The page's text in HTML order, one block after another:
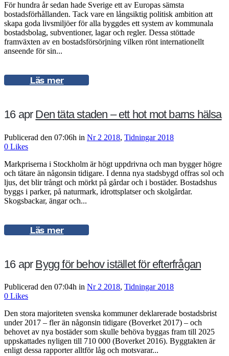
För hundra år sedan hade Sverige ett av Europas sämsta
bostadsförhållanden. Tack vare en långsiktig politisk ambition att
skapa goda livsmiljöer för alla byggdes ett system av kommunala
bostadsbolag, subventioner, lagar och regler. Dessa stöttade
framväxten av en bostadsförsörjning vilken rönt internationellt
anseende för sin...
Läs mer
16 apr Den täta staden – ett hot mot barns hälsa
Publicerad den 07:06h in Nr 2 2018, Tidningar 2018
0 Likes
Markpriserna i Stockholm är högt uppdrivna och man bygger högre
och tätare än någonsin tidigare. I denna nya stadsbygd offras sol och
ljus, det blir trångt och mörkt på gårdar och i bostäder. Bostadshus
byggs i parker, på naturmark, idrottsplatser och skolgårdar.
Skogsbackar, ängar och...
Läs mer
16 apr Bygg för behov istället för efterfrågan
Publicerad den 07:04h in Nr 2 2018, Tidningar 2018
0 Likes
Den stora majoriteten svenska kommuner deklarerade bostadsbrist
under 2017 – fler än någonsin tidigare (Boverket 2017) – och
behovet av nya bostäder som skulle behöva byggas fram till 2025
uppskattades nyligen till 710 000 (Boverket 2016). Byggtakten är
enligt dessa rapporter alltför låg och motsvarar...